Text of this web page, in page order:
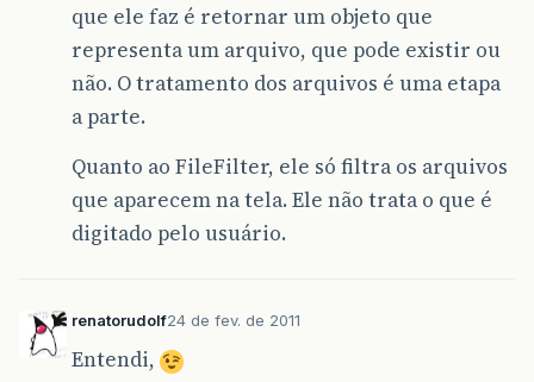
que ele faz é retornar um objeto que
representa um arquivo, que pode existir ou
não. O tratamento dos arquivos é uma etapa
a parte.
Quanto ao FileFilter, ele só filtra os arquivos
que aparecem na tela. Ele não trata o que é
digitado pelo usuário.
renatorudolf24 de fev. de 2011
Entendi,